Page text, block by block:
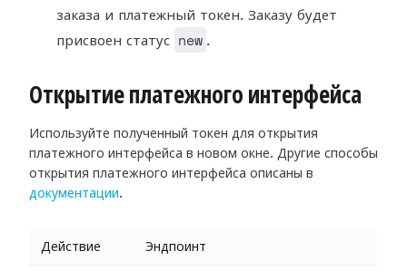
заказа и платежный токен. Заказу будет
присвоен статус
new .
Открытие платежного интерфейса
Используйте полученный токен для открытия
платежного интерфейса в новом окне. Другие способы
открытия платежного интерфейса описаны в
документации.
Действие Эндпоинт